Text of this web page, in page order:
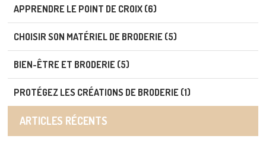
APPRENDRE LE POINT DE CROIX (6)
CHOISIR SON MATÉRIEL DE BRODERIE (5)
BIEN-ÊTRE ET BRODERIE (5)
PROTÉGEZ LES CRÉATIONS DE BRODERIE (1)
ARTICLES RÉCENTS